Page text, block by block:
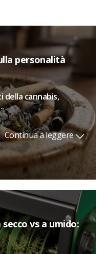
personalità
cannabis,
Continua a leggere
vs a umido: